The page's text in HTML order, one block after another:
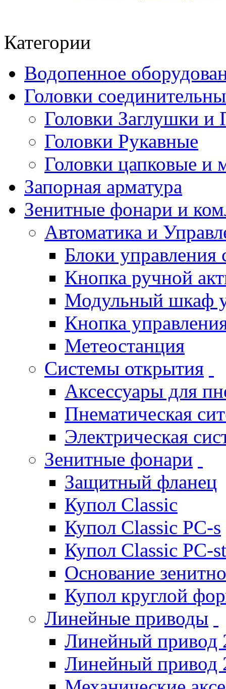
Категории
Водопенное
Головки
Головки Заглушки и
Головки Рукавные
Головки цапковые и
Запорная арматура
Зенитные фонари и
Автоматика и
Блоки
Кнопка ручной
Модульный шкаф
Кнопка
Метеостанция
Системы открытия
Аксессуары для
Пнематическая
Электрическая
Зенитные фонари
Защитный фланец
Купол Classic
Купол Classic PC-s
Купол Classic PC-st
Основание
Купол круглой
Линейные приводы
Линейный привод
Линейный привод